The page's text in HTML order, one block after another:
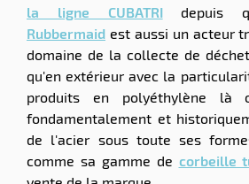
la ligne CUBATRIdepuis
Rubbermaid est aussi un acteur
domaine de la collecte de
qu'en extérieur avec la
produits en polyéthylène là
fondamentalement et
de l'acier sous toute ses
comme sa gamme de corbeille